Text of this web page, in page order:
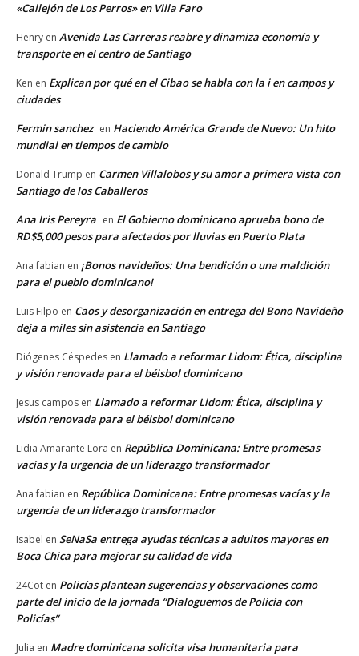
«Callejón de Los Perros» en Villa Faro
Henry en Avenida Las Carreras reabre y dinamiza economía y
transporte en el centro de Santiago
Ken en Explican por qué en el Cibao se habla con la i en campos y
ciudades
Fermin sanchez en Haciendo América Grande de Nuevo: Un hito
mundial en tiempos de cambio
Donald Trump en Carmen Villalobos y su amor a primera vista con
Santiago de los Caballeros
Ana Iris Pereyra en El Gobierno dominicano aprueba bono de
RD$5,000 pesos para afectados por lluvias en Puerto Plata
Ana fabian en ¡Bonos navideños: Una bendición o una maldición
para el pueblo dominicano!
Luis Filpo en Caos y desorganización en entrega del Bono Navideño
deja a miles sin asistencia en Santiago
Diógenes Céspedes en Llamado a reformar Lidom: Ética, disciplina
y visión renovada para el béisbol dominicano
Jesus campos en Llamado a reformar Lidom: Ética, disciplina y
visión renovada para el béisbol dominicano
Lidia Amarante Lora en República Dominicana: Entre promesas
vacías y la urgencia de un liderazgo transformador
Ana fabian en República Dominicana: Entre promesas vacías y la
urgencia de un liderazgo transformador
Isabel en SeNaSa entrega ayudas técnicas a adultos mayores en
Boca Chica para mejorar su calidad de vida
24Cot en Policías plantean sugerencias y observaciones como
parte del inicio de la jornada “Dialoguemos de Policía con
Policías”
Julia en Madre dominicana solicita visa humanitaria para